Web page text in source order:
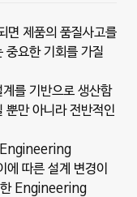
면 제품의 품질사고를
중요한 기회를 가질
를 기반으로 생산함
뿐만 아니라 전반적인
Engineering
따른 설계 변경이
한 Engineering